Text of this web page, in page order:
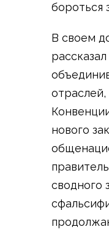
бороться
В своем
нового
сводного